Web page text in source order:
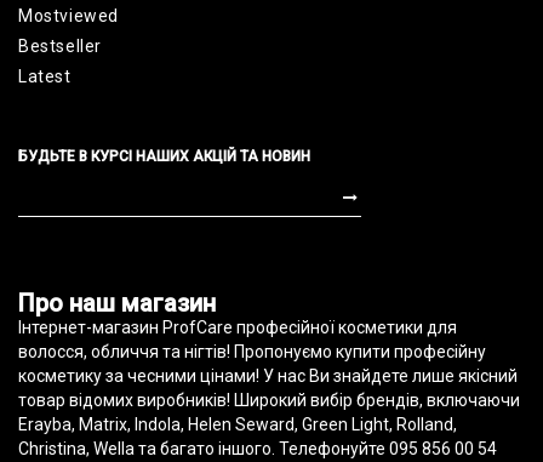
Mostviewed
Bestseller
Latest
БУДЬТЕ В КУРСІ НАШИХ АКЦІЙ ТА НОВИН
Про наш магазин
Інтернет-магазин ProfCare професійної косметики для
волосся, обличчя та нігтів! Пропонуємо купити професійну
косметику за чесними цінами! У нас Ви знайдете лише якісний
товар відомих виробників! Широкий вибір брендів, включаючи
Erayba, Matrix, Indola, Helen Seward, Green Light, Rolland,
Christina, Wella та багато іншого. Телефонуйте 095 856 00 54